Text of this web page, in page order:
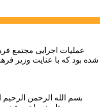
شده بود که با عنایت وزیر
بسم الله الرحمن الرحیم